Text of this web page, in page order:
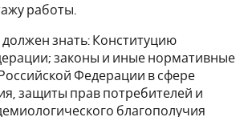
работы.
знать: Конституцию
законы и иные нормативные
Федерации в сфере
защиты прав потребителей и
благополучия